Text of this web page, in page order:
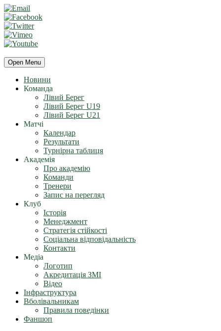
Open Menu
Новини
Команда
Лівий Берег
Лівий Берег U19
Лівий Берег U21
Матчі
Календар
Результати
Турнірна таблиця
Академія
Про академію
Команди
Тренери
Запис на перегляд
Клуб
Історія
Менеджмент
Стратегія стійкості
Соціальна відповідальність
Контакти
Медіа
Логотип
Акредитація ЗМІ
Відео
Інфраструктура
Вболівальникам
Правила поведінки
Фаншоп